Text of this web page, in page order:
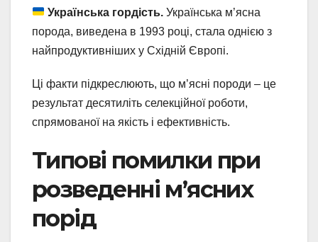
Українська гордість. Українська м’ясна
порода, виведена в 1993 році, стала однією з
найпродуктивніших у Східній Європі.
Ці факти підкреслюють, що м’ясні породи – це
результат десятиліть селекційної роботи,
спрямованої на якість і ефективність.
Типові помилки при
розведенні м’ясних
порід